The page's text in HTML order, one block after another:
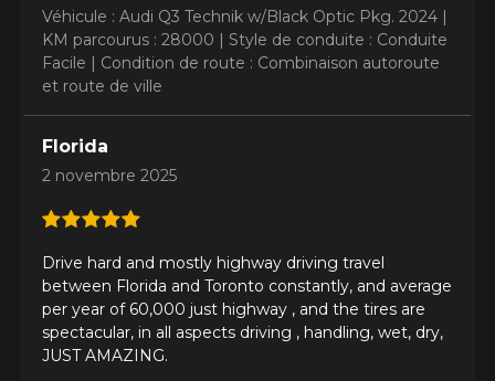
Véhicule : Audi Q3 Technik w/Black Optic Pkg. 2024 |
KM parcourus : 28000 | Style de conduite : Conduite
Facile | Condition de route : Combinaison autoroute
et route de ville
Florida
2 novembre 2025
Drive hard and mostly highway driving travel
between Florida and Toronto constantly, and average
per year of 60,000 just highway , and the tires are
spectacular, in all aspects driving , handling, wet, dry,
JUST AMAZING.